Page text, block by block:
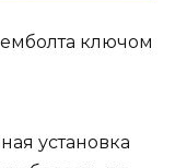
ключом
установка